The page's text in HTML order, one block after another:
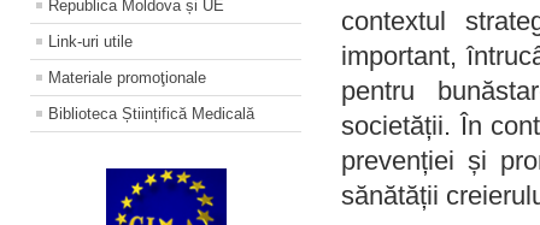
Republica Moldova și UE
Link-uri utile
Materiale promoţionale
Biblioteca Științifică Medicală
contextul
important,
pentru
societății. În
prevenției și
sănătății